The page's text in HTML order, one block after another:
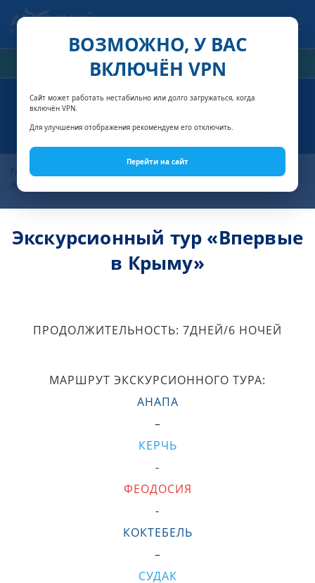
ВОЗМОЖНО, У ВАС
ВКЛЮЧЁН VPN
Сайт может работать нестабильно или долго загружаться, когда
включён VPN.
Для улучшения отображения рекомендуем его отключить.
Перейти на сайт
РАСЧЁТ СТОИМОСТИ
«ВПЕРВЫЕ В КРЫМУ»
Главная
экскурсии в Крыму
Экскурсионный тур «Впервые
в Крыму»
ПРОДОЛЖИТЕЛЬНОСТЬ: 7ДНЕЙ/6 НОЧЕЙ
МАРШРУТ ЭКСКУРСИОННОГО ТУРА:
АНАПА
–
КЕРЧЬ
-
ФЕОДОСИЯ
-
КОКТЕБЕЛЬ
–
СУДАК